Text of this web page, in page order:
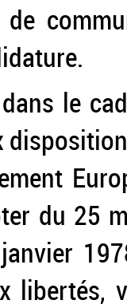
le
du 25
libertés,